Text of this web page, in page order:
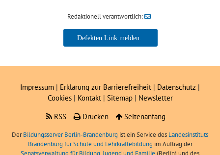
Redaktionell verantwortlich:
Impressum | Erklärung zur Barrierefreiheit | Datenschutz |
Cookies| Kontakt | Sitemap| Newsletter
RSS
Drucken Seitenanfang
DerBildungsserver Berlin-Brandenburg ist ein Service des Landesinstituts
Brandenburg für Schule und Lehrkräftebildung im Auftrag der